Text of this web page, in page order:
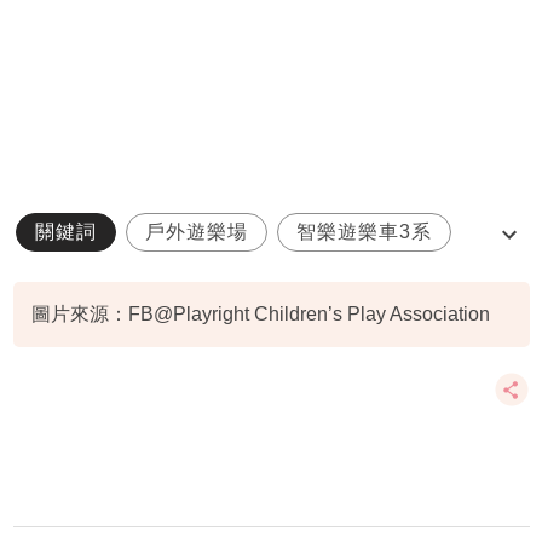
關鍵詞 戶外遊樂場 智樂遊樂車3系
圖片來源：FB@Playright Children’s Play Association